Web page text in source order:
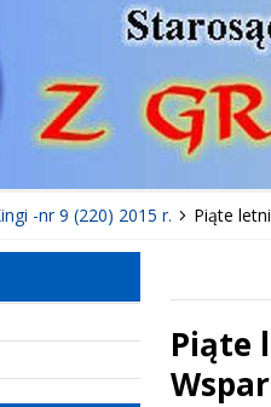
-nr 9 (220) 2015 r. Piąte
Piąte